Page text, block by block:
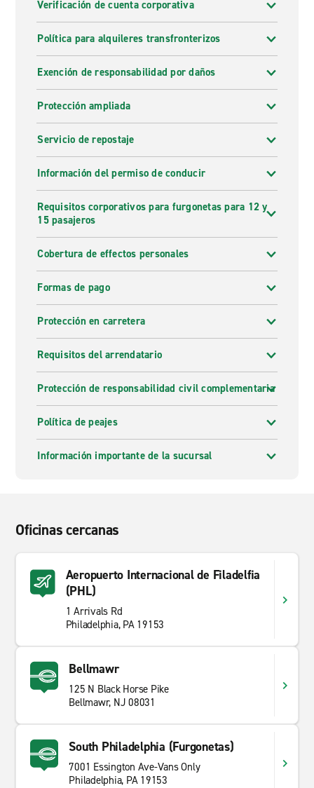
Verificación de cuenta corporativa
Política para alquileres transfronterizos
Exención de responsabilidad por daños
Protección ampliada
Servicio de repostaje
Información del permiso de conducir
Requisitos corporativos para furgonetas para 12 y
15 pasajeros
Cobertura de effectos personales
Formas de pago
Protección en carretera
Requisitos del arrendatario
Protección de responsabilidad civil complementaria
Política de peajes
Información importante de la sucursal
Oficinas cercanas
Aeropuerto Internacional de Filadelfia
(PHL)
1 Arrivals Rd
Philadelphia, PA 19153
Bellmawr
125 N Black Horse Pike
Bellmawr, NJ 08031
South Philadelphia (Furgonetas)
7001 Essington Ave-Vans Only
Philadelphia, PA 19153